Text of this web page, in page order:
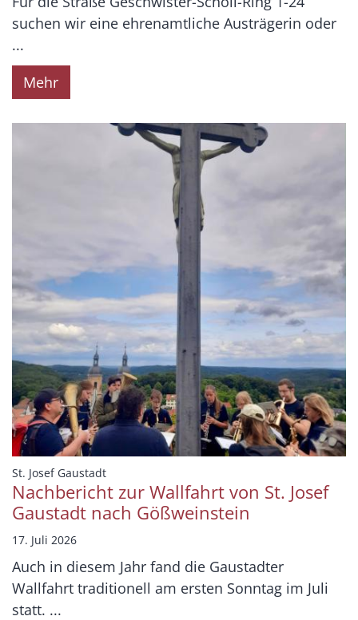
suchen wir eine ehrenamtliche Austrägerin oder
...
Mehr
St. Josef Gaustadt:
Nachbericht zur Wallfahrt von St. Josef
Gaustadt nach Gößweinstein
17. Juli 2026
Auch in diesem Jahr fand die Gaustadter
Wallfahrt traditionell am ersten Sonntag im Juli
statt. ...